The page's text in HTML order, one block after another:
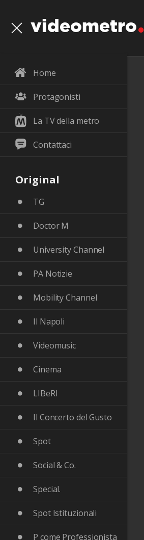
videometro
Home
Protagonisti
La TV della metro
Contattaci
Original
TG
Doctor M
University Channel
PA Notizie
Mobility Channel
Il Napoli
Videomusic
Cinema
LIBeRI
Il Concerto del Gusto
Spot
Social & Co.
Special.
Spot Istituzionali
P come Professionista